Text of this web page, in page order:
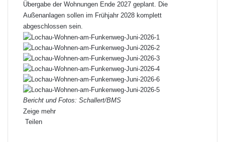
Übergabe der Wohnungen Ende 2027 geplant. Die
Außenanlagen sollen im Frühjahr 2028 komplett
abgeschlossen sein.
Bericht und Fotos: Schallert/BMS
Zeige mehr
Teilen